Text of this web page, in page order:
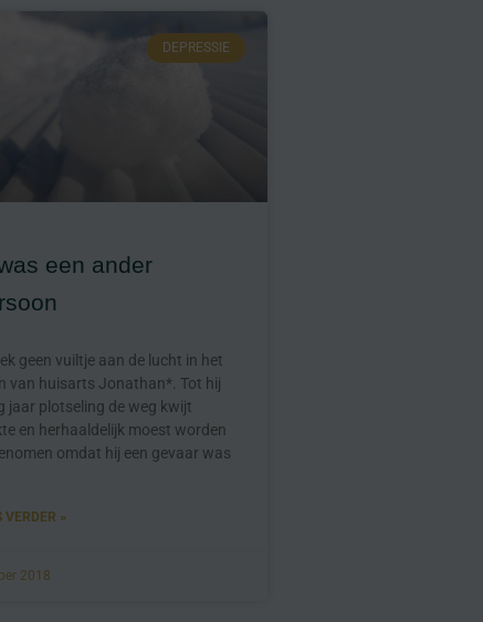
DEPRESSIE
een ander
geen vuiltje aan de lucht in het
van huisarts Jonathan*. Tot hij
jaar plotseling de weg kwijt
en herhaaldelijk moest worden
omdat hij een gevaar was
VERDER »
2018